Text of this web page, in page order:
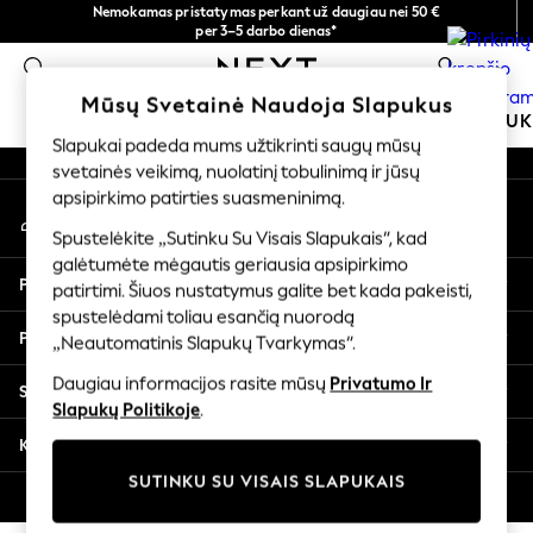
Nemokamas pristatymas perkant už daugiau nei 50 €
per 3–5 darbo dienas*
Dabar galite apsipirkti lietuvių kalba!
0
MOKYKLINĖ APRANGA MERGAITĖMS
SCHOOLWEAR
All Boys Schoolwear
Shoes
Trousers
Shorts
Shirts
Polo Shirts
Sweatshirts & Jumpers
Coats & Jackets
Underwear
Multipacks
All Boys Sport & Swimwear
An error occurred on client
Mūsų socialiniai tinklai
Mano paskyra
Prisijunkite prie savo paskyros
Pagalba
Privatumas ir teisinė informacija
Skyriai
Kitos paslaugos
Mūsų Svetainė Naudoja Slapukus
Slapukai padeda mums užtikrinti saugų mūsų
svetainės veikimą, nuolatinį tobulinimą ir jūsų
apsipirkimo patirties suasmeninimą.
Spustelėkite „Sutinku Su Visais Slapukais“, kad
galėtumėte mėgautis geriausia apsipirkimo
patirtimi. Šiuos nustatymus galite bet kada pakeisti,
spustelėdami toliau esančią nuorodą
„Neautomatinis Slapukų Tvarkymas“.
Daugiau informacijos rasite mūsų Privatumo Ir
Slapukų Politikoje.
SUTINKU SU VISAIS SLAPUKAIS